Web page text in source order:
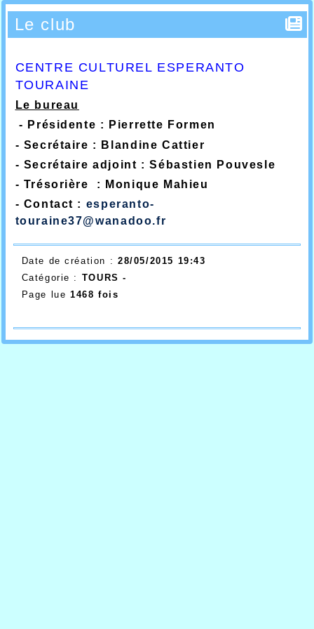
Le club
CENTRE CULTUREL ESPERANTO
TOURAINE
Le bureau
- Présidente : Pierrette Formen
- Secrétaire : Blandine Cattier
- Secrétaire adjoint : Sébastien Pouvesle
- Trésorière : Monique Mahieu
- Contact : esperanto-
touraine37@wanadoo.fr
Date de création : 28/05/2015 19:43
Catégorie : TOURS -
Page lue 1468 fois